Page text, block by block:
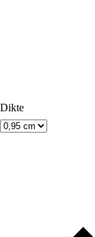
Dikte